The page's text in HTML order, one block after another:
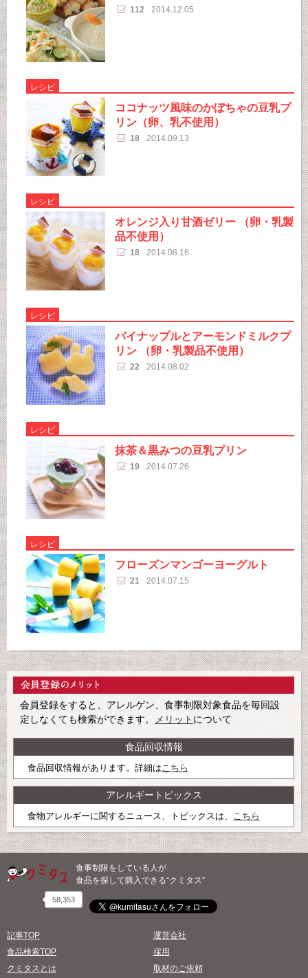
112 2014.12.05
レシピ
ココナッツ風味のかぼちゃの豆乳プ
リン（卵、乳不使用）
18 2014.09.13
レシピ
オレンジ入り甘酒ゼリー （卵・乳製
品不使用）
18 2014.08.16
レシピ
パイナップルとアーモンドミルクプ
リン （卵・乳製品不使用）
22 2014.08.02
レシピ
抹茶＆黒みつの豆乳プリン
19 2014.07.26
レシピ
フローズンマンゴーヨーグルト
21 2014.07.15
会員登録をすると、アレルゲン、食事制限対象食品を毎回設
定しなくても検索ができます。
メリット について
食品回収情報
食品回収情報があります。詳細は こちら
アレルギートピックス
食物アレルギーに関するニュース、トピックスは、 こちら
食事制限をしている人が
食品を探して購入できる“クミタス”
58,353
記事TOP
食品検索TOP
クミタスとは
運営会社
採用
取材のご依頼